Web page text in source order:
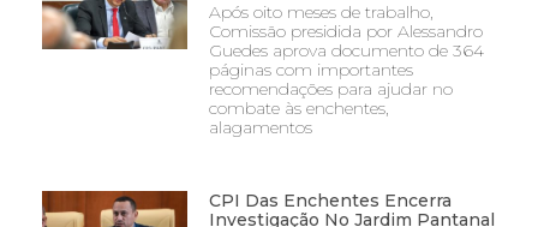
Após oito meses de trabalho,
Comissão presidida por Alessandro
Guedes aprova documento de 364
páginas com importantes
recomendações para ajudar no
combate às enchentes,
alagamentos
CPI Das Enchentes Encerra
Investigação No Jardim Pantanal